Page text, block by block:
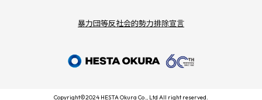
暴力団等反社会的勢力排除宣言
Copyright©2024 HESTA Okura Co., Ltd All right reserved.